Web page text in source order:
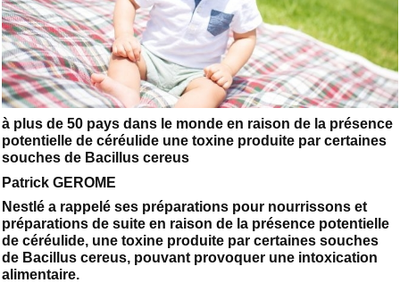
à plus de 50 pays dans le monde en raison de la présence
potentielle de céréulide une toxine produite par certaines
souches de Bacillus cereus
Patrick GEROME
Nestlé a rappelé ses préparations pour nourrissons et
préparations de suite en raison de la présence potentielle
de céréulide, une toxine produite par certaines souches
de Bacillus cereus, pouvant provoquer une intoxication
alimentaire.